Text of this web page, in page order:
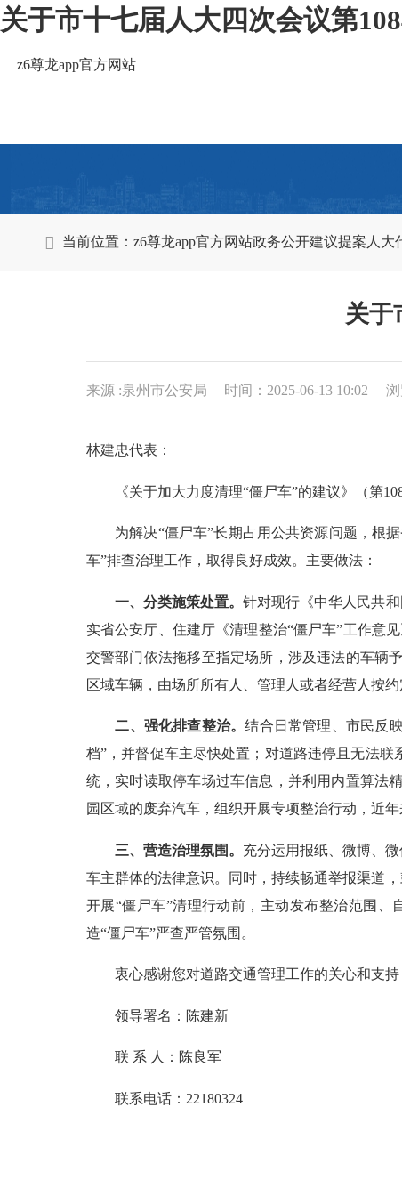
关于市十七届人大四次会议第
z6尊龙app官方网站
当前位置：z6尊龙app官方网站政务公开建议提案 人大
关于
来源 :泉州市公安局 时间：2025-06-13 10:02 浏
林建忠代表：
《关于加大力度清理“僵尸车”的建议》（第
为解决“僵尸车”长期占用公共资源问题，根据
车”排查治理工作，取得良好成效。主要做法：
一、分类施策处置。针对现行《中华人民共
实省公安厅、住建厅《清理整治“僵尸车”工作意
交警部门依法拖移至指定场所，涉及违法的车辆
区域车辆，由场所所有人、管理人或者经营人按约
二、强化排查整治。结合日常管理、市民反
档”，并督促车主尽快处置；对道路违停且无法
统，实时读取停车场过车信息，并利用内置算法
园区域的废弃汽车，组织开展专项整治行动，近
三、营造治理氛围。 充分运用报纸、微博、
车主群体的法律意识。同时，持续畅通举报渠道
开展“僵尸车”清理行动前，主动发布整治范围
造“僵尸车”严查严管氛围。
衷心感谢您对道路交通管理工作的关心和支持
领导署名：陈建新
联 系 人：陈良军
联系电话： 22180324